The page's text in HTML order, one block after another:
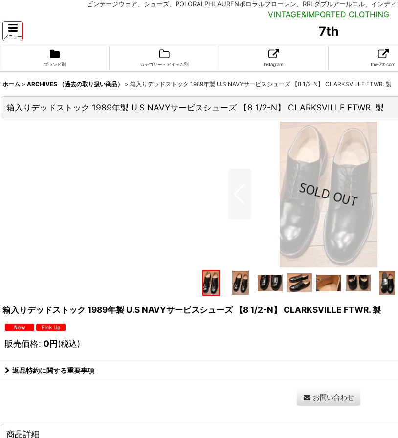
ビンテージウェア、シューズ、POLORALPHLAURENポロラルフローレン、RRLダブルアールエル、インデ
VINTAGE&IMPORTED CLOTHING
メニュー 7th
ブランド別 カテゴリー・アイテム別 Instagram the-7th.com
ホーム > ARCHIVES （過去の取り扱い商品） > 箱入りデッドストック 1989年製 U.S NAVYサービスシューズ 【8 1/2-N】 CLARKSVILLE FTWR. 製
箱入りデッドストック 1989年製 U.S NAVYサービスシューズ 【8 1/2-N】 CLARKSVILLE FTWR. 製
箱入りデッドストック 1989年製 U.S NAVYサービスシューズ 【8 1/2-N】 CLARKSVILLE FTWR. 製
販売価格: 0円(税込)
返品特約に関する重要事項
お問い合わせ
商品詳細